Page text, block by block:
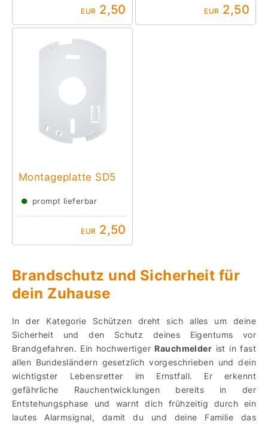
EUR 2,50 EUR 2,50
Montageplatte SD5
● prompt lieferbar
EUR 2,50
Brandschutz und Sicherheit für
dein Zuhause
In der Kategorie Schützen dreht sich alles um deine
Sicherheit und den Schutz deines Eigentums vor
Brandgefahren. Ein hochwertiger Rauchmelder ist in fast
allen Bundesländern gesetzlich vorgeschrieben und dein
wichtigster Lebensretter im Ernstfall. Er erkennt
gefährliche Rauchentwicklungen bereits in der
Entstehungsphase und warnt dich frühzeitig durch ein
lautes Alarmsignal, damit du und deine Familie das